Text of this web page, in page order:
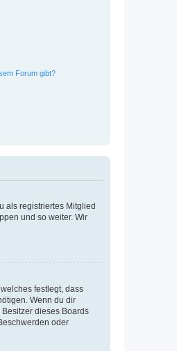
Forum gibt?
als registriertes Mitglied
und so weiter. Wir
festlegt, dass
Wenn du dir
dieses Boards
oder